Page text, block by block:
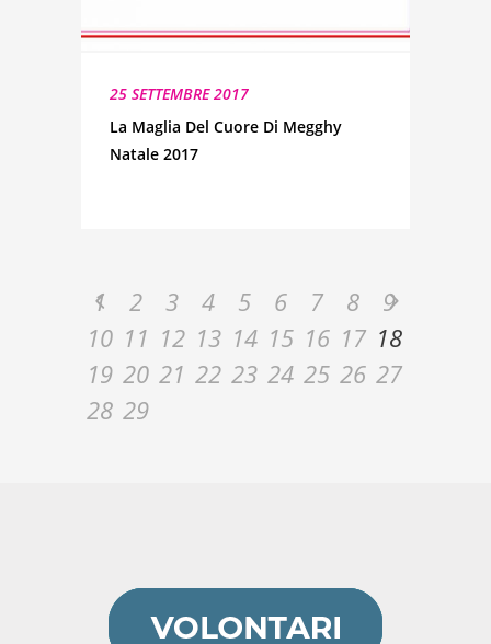
25 SETTEMBRE 2017
La Maglia Del Cuore Di Megghy
Natale 2017
1 2 3 4 5 6 7 8
9
10 11 12 13 14 15 16 17 18
19 20 21 22 23 24 25 26 27
28 29